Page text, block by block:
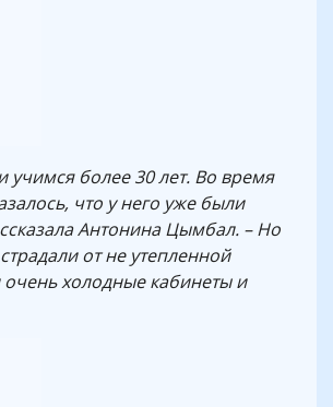
учимся более 30 лет. Во время
что у него уже были
Антонина Цымбал. – Но
от не утепленной
холодные кабинеты и